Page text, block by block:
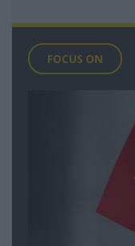
FOCUS ON